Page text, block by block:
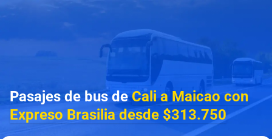
Pasajes de bus deCali a Maicao con
Expreso Brasilia desde $313.750